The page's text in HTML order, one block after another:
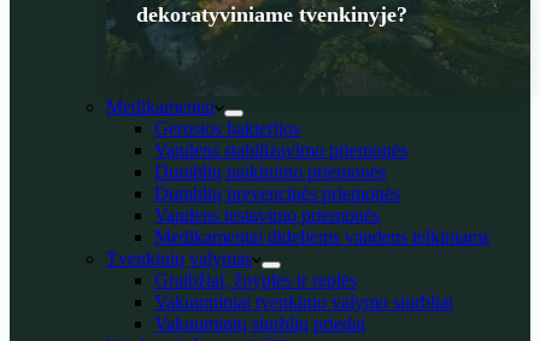
dekoratyviniame tvenkinyje?
Medikamentai
Gerosios bakterijos
Vandens stabilizavimo priemonės
Dumblių naikinimo priemonės
Dumblių prevencinės priemonės
Vandens testavimo priemonės
Medikamentai dideliems vandens telkiniams
Tvenkinių valymas
Graibžtai, žnyplės ir replės
Vakuuminiai tvenkinio valymo siurbliai
Vakuuminių siurblių priedai